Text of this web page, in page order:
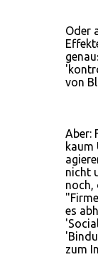
Oder
von
Aber:
kaum
nicht
noch,
es
zum